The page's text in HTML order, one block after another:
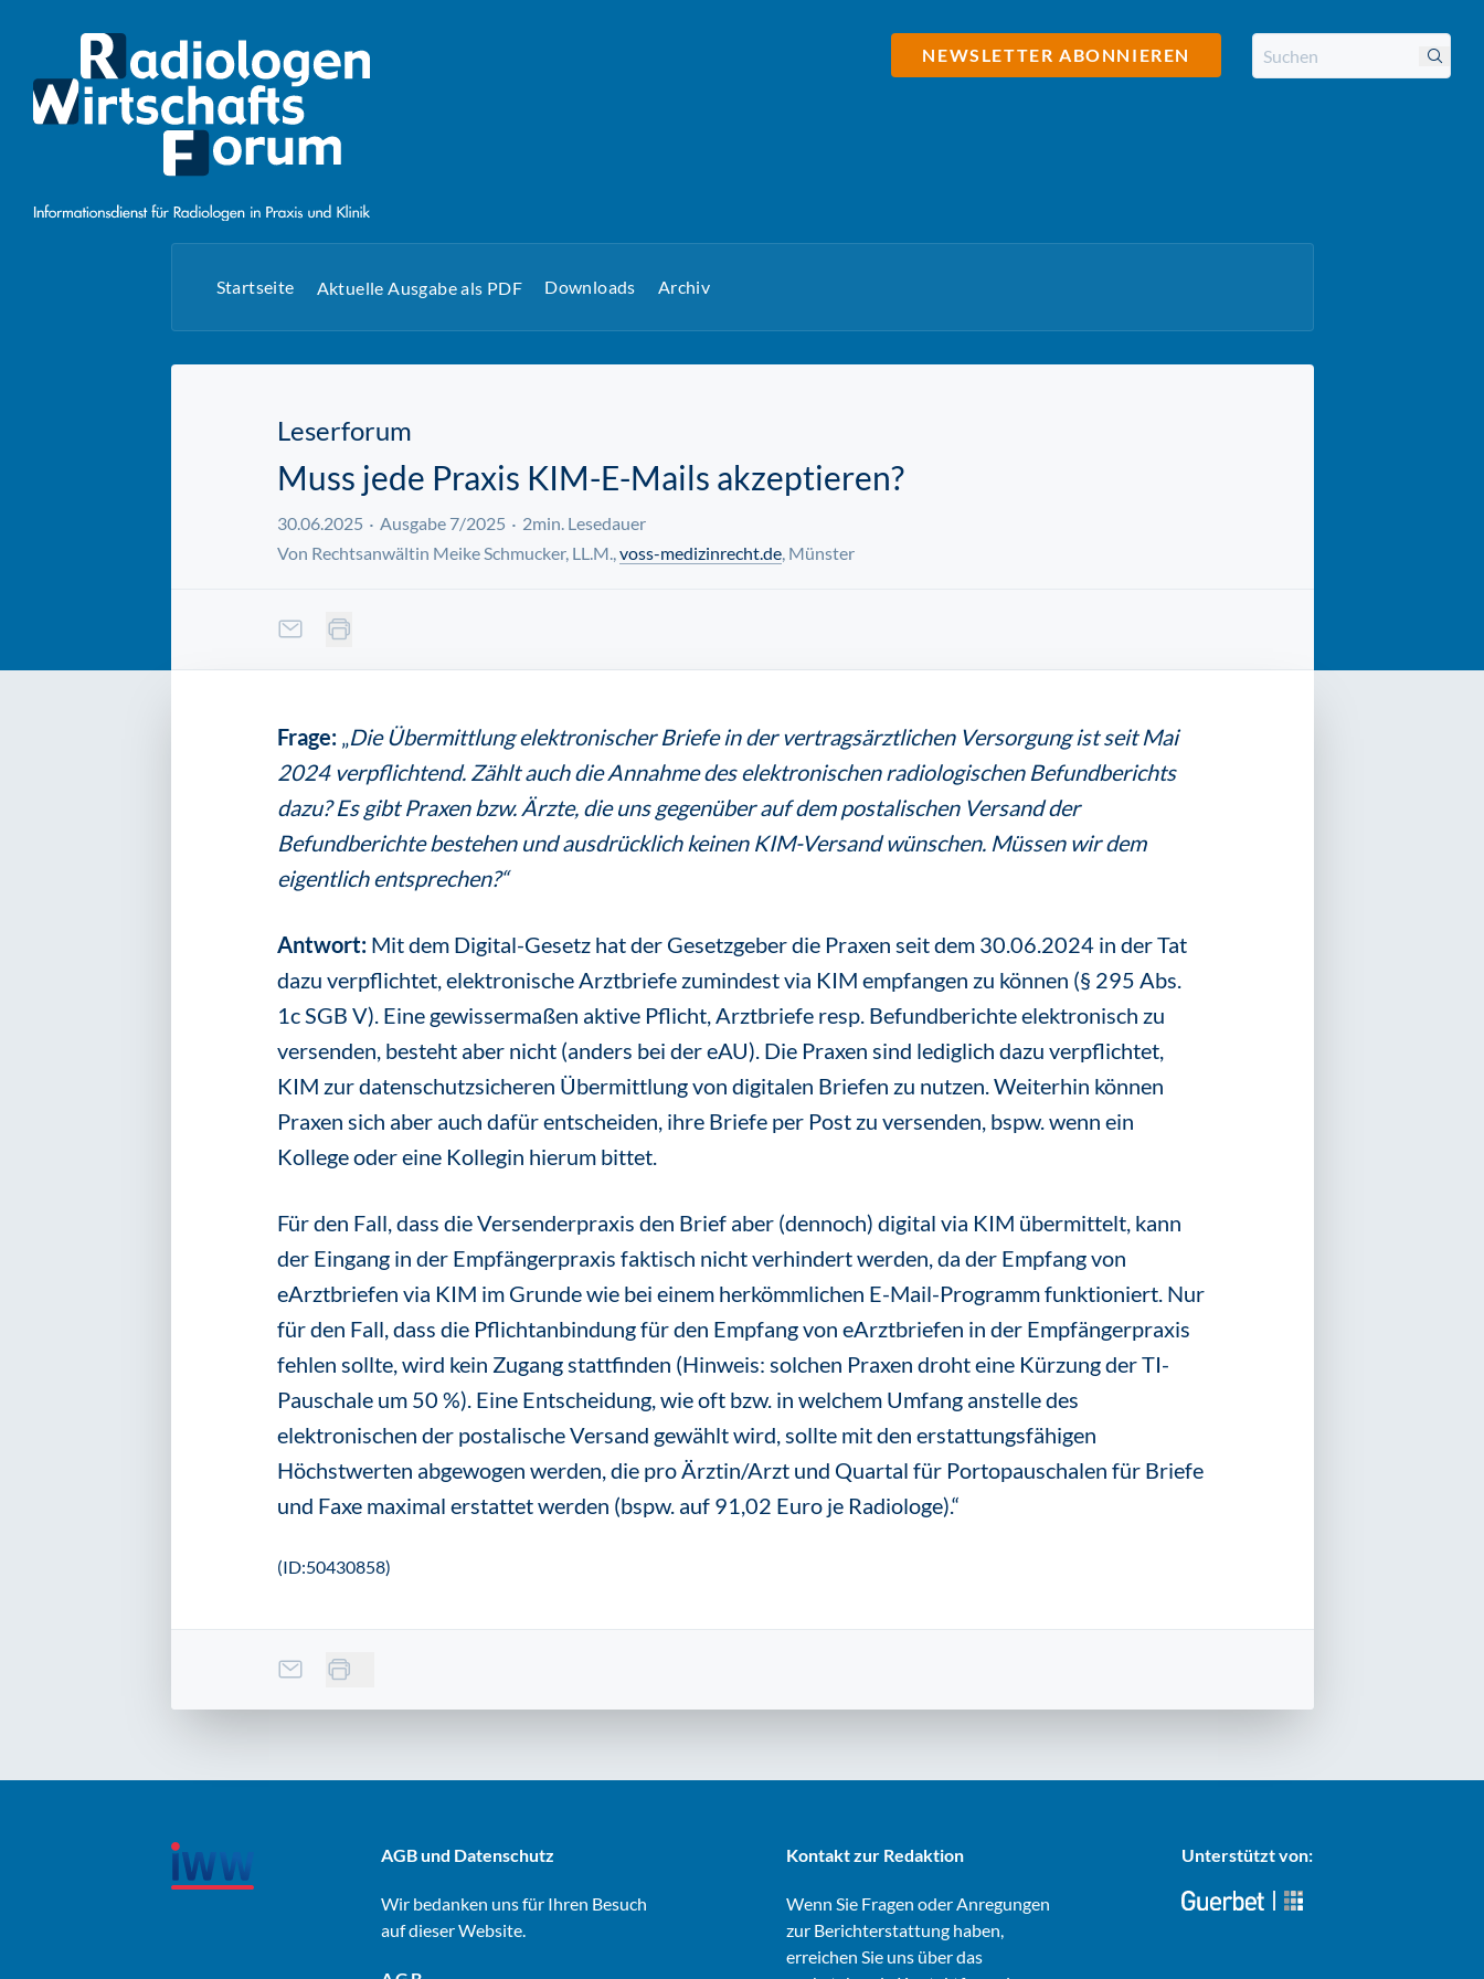
NEWSLETTER ABONNIEREN
Startseite Aktuelle Ausgabe als PDF Downloads Archiv
Leserforum
Muss jede Praxis KIM-E-Mails akzeptieren?
30.06.2025 Ausgabe 7/2025
2min. Lesedauer
Von Rechtsanwältin Meike Schmucker, LL.M.,voss-medizinrecht.de, Münster
Frage:„Die Übermittlung elektronischer Briefe in der vertragsärztlichen Versorgung ist seit Mai
2024 verpflichtend. Zählt auch die Annahme des elektronischen radiologischen Befundberichts
dazu? Es gibt Praxen bzw. Ärzte, die uns gegenüber auf dem postalischen Versand der
Befundberichte bestehen und ausdrücklich keinen KIM-Versand wünschen. Müssen wir dem
eigentlich entsprechen?“
Antwort:Mit dem Digital-Gesetz hat der Gesetzgeber die Praxen seit dem 30.06.2024 in der Tat
dazu verpflichtet, elektronische Arztbriefe zumindest via KIM empfangen zu können (§ 295 Abs.
1c SGB V). Eine gewissermaßen aktive Pflicht, Arztbriefe resp. Befundberichte elektronisch zu
versenden, besteht aber nicht (anders bei der eAU). Die Praxen sind lediglich dazu verpflichtet,
KIM zur datenschutzsicheren Übermittlung von digitalen Briefen zu nutzen. Weiterhin können
Praxen sich aber auch dafür entscheiden, ihre Briefe per Post zu versenden, bspw. wenn ein
Kollege oder eine Kollegin hierum bittet.
Für den Fall, dass die Versenderpraxis den Brief aber (dennoch) digital via KIM übermittelt, kann
der Eingang in der Empfängerpraxis faktisch nicht verhindert werden, da der Empfang von
eArztbriefen via KIM im Grunde wie bei einem herkömmlichen E-Mail-Programm funktioniert. Nur
für den Fall, dass die Pflichtanbindung für den Empfang von eArztbriefen in der Empfängerpraxis
fehlen sollte, wird kein Zugang stattfinden (Hinweis: solchen Praxen droht eine Kürzung der TI-
Pauschale um 50 %). Eine Entscheidung, wie oft bzw. in welchem Umfang anstelle des
elektronischen der postalische Versand gewählt wird, sollte mit den erstattungsfähigen
Höchstwerten abgewogen werden, die pro Ärztin/Arzt und Quartal für Portopauschalen für Briefe
und Faxe maximal erstattet werden (bspw. auf 91,02 Euro je Radiologe).“
(ID:50430858)
AGB und Datenschutz
Wir bedanken uns für Ihren Besuch
auf dieser Website.
Kontakt zur Redaktion
Wenn Sie Fragen oder Anregungen
zur Berichterstattung haben,
erreichen Sie uns über das
Unterstützt von: